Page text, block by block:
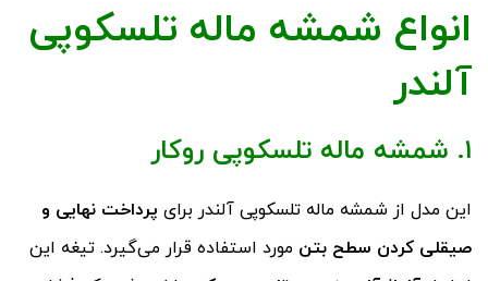
انواع شمشه ماله تلسکوپی
آلندر
۱. شمشه ماله تلسکوپی روکار
این مدل از شمشه ماله تلسکوپی آلندر برای پرداخت نهایی و
صیقلی کردن سطح بتن مورد استفاده قرار می‌گیرد. تیغه این